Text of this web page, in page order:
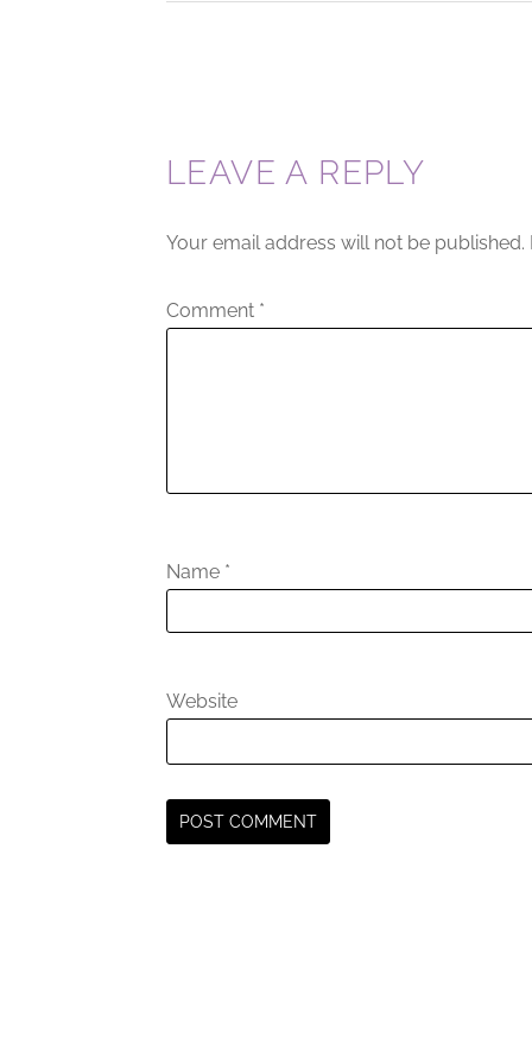
LEAVE A REPLY
Your email address will not be published.
Comment *
Name *
Website